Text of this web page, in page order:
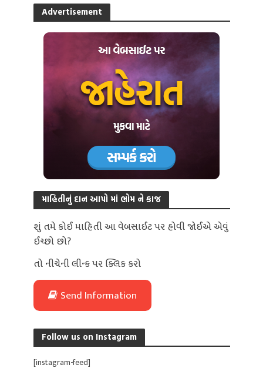
Advertisement
માહિતીનું દાન આપો માં ભોમ ને કાજ
શું તમે કોઈ માહિતી આ વેબસાઈટ પર હોવી જોઈએ એવું
ઈચ્છો છો?
તો નીચેની લીન્ક પર ક્લિક કરો
Send Information
Follow us on Instagram
[instagram-feed]